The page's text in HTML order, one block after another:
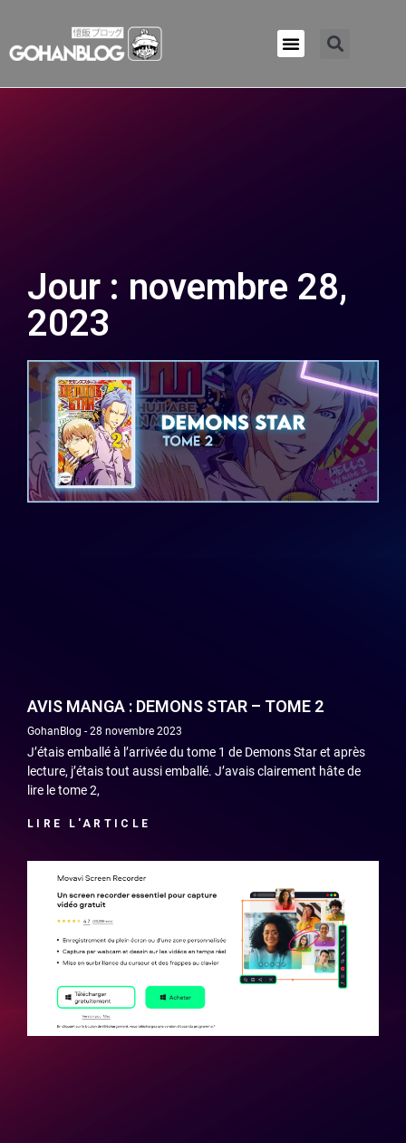
Jour : novembre 28,
2023
AVIS MANGA : DEMONS STAR – TOME 2
GohanBlog 28 novembre 2023
J’étais emballé à l’arrivée du tome 1 de Demons Star et après
lecture, j’étais tout aussi emballé. J’avais clairement hâte de
lire le tome 2,
LIRE L'ARTICLE